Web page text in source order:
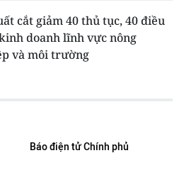
cắt giảm 40 thủ tục, 40 điều
doanh lĩnh vực nông
và môi trường
Báo điện tử Chính phủ